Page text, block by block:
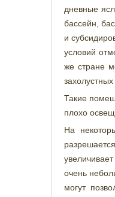
дневные
бассейн,
и
условий
же стране
Такие
плохо
На
очень
могут